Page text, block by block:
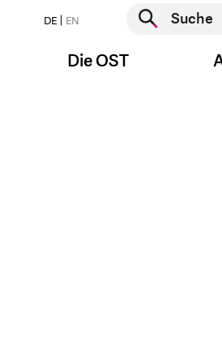
DE EN
Suche starten
Die OST